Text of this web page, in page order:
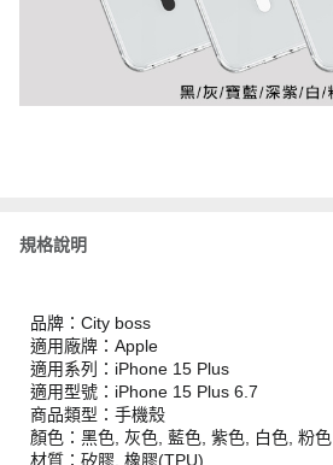
規格說明
品牌：City boss
適用廠牌：Apple
適用系列：iPhone 15 Plus
適用型號：iPhone 15 Plus 6.7
商品類型：手機殼
顏色：黑色, 灰色, 藍色, 紫色, 白色, 粉色
材質：矽膠, 橡膠(TPU)